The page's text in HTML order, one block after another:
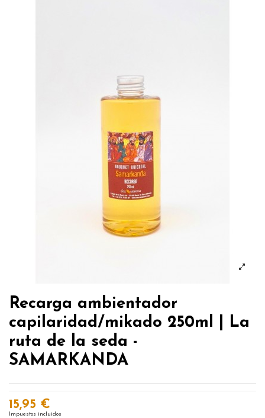
Recarga ambientador
capilaridad/mikado 250ml | La
ruta de la seda -
SAMARKANDA
15,95 €
Impuestos incluidos